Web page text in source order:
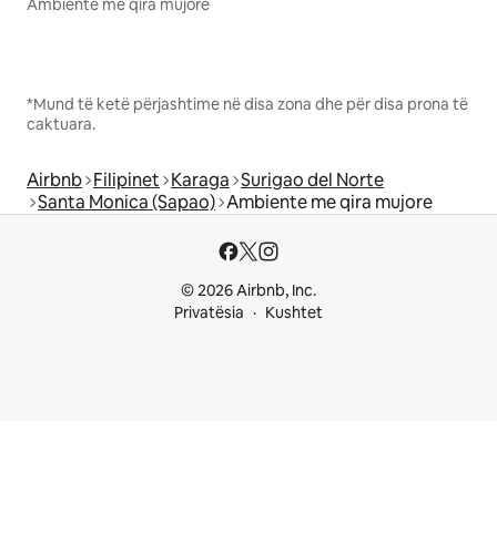
Ambiente me qira mujore
*Mund të ketë përjashtime në disa zona dhe për disa prona të
caktuara.
Airbnb Filipinet Karaga Surigao del Norte
Santa Monica (Sapao) Ambiente me qira mujore
© 2026 Airbnb, Inc.
Privatësia
Kushtet